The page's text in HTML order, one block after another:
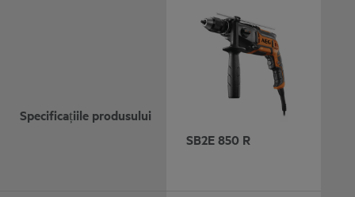
Specificațiile produsului
SB2E 850 R